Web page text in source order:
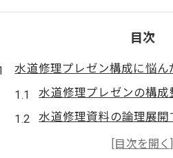
目次
水道修理プレゼン構成に悩ん
水道修理プレゼンの構
水道修理資料の論理展開
水道修理の専門知識を